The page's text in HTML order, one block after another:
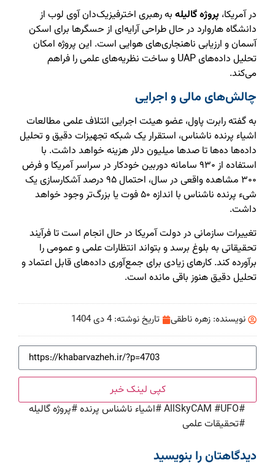
در آمریکا، پروژه گالیله به رهبری اخترفیزیک‌دان آوی لوب از
دانشگاه هاروارد در حال طراحی آرایه‌ای از حسگرها برای اسکن
آسمان و ارزیابی ناهنجاری‌های هوایی است. این پروژه امکان
تحلیل داده‌های UAP و ساخت نظریه‌های علمی را فراهم
می‌کند.
چالش‌های مالی و اجرایی
به گفته رابرت پاول، عضو هیئت اجرایی ائتلاف علمی مطالعات
اشیاء پرنده ناشناس، استقرار یک شبکه تجهیزات دقیق و تحلیل
داده‌ها ده‌ها تا صدها میلیون دلار هزینه خواهد داشت. با
استفاده از ۹۳۰ سامانه دوربین خودکار در سراسر آمریکا و فرض
۳۰۰ مشاهده واقعی در سال، احتمال ۹۵ درصد آشکارسازی یک
شیء پرنده ناشناس با اندازه ۵۰ فوت یا بزرگ‌تر وجود خواهد
داشت.
تغییرات سازمانی در دولت آمریکا در حال انجام است تا فرآیند
تحقیقاتی به بلوغ برسد و بتواند انتظارات علمی و عمومی را
برآورده کند. کارهای زیادی برای جمع‌آوری داده‌های قابل اعتماد و
تحلیل دقیق هنوز باقی مانده است.
نویسنده: زهره ناطقی تاریخ نوشته: 4 دی 1404
کپی لینک خبر
#
AllSkyCAM #UFO
#اشیاء ناشناس پرنده#پروژه گالیله
#تحقیقات علمی
دیدگاهتان را بنویسید